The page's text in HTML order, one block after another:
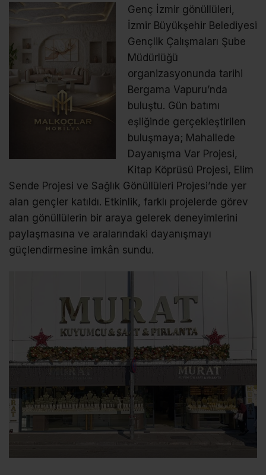
Genç İzmir gönüllüleri,
İzmir Büyükşehir Belediyesi
Gençlik Çalışmaları Şube
Müdürlüğü
organizasyonunda tarihi
Bergama Vapuru’nda
buluştu. Gün batımı
eşliğinde gerçekleştirilen
buluşmaya; Mahallede
Dayanışma Var Projesi,
Kitap Köprüsü Projesi, Elim
Sende Projesi ve Sağlık Gönüllüleri Projesi’nde yer
alan gençler katıldı. Etkinlik, farklı projelerde görev
alan gönüllülerin bir araya gelerek deneyimlerini
paylaşmasına ve aralarındaki dayanışmayı
güçlendirmesine imkân sundu.